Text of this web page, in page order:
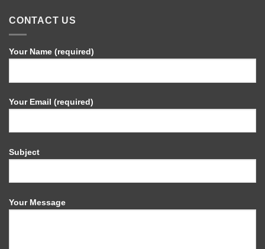
CONTACT US
Your Name (required)
Your Email (required)
Subject
Your Message